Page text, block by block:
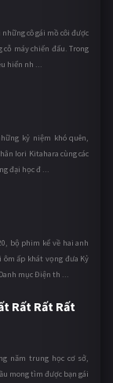
cô gái mồ côi được
máy chiến đấu. Trong
hiển nh ...
kỷ niệm khó quên,
Iori Kitahara cùng các
đại học đ ...
bộ phim kể về hai anh
ôm ấp khát vọng đưa Kỷ
mục Điện th ...
Rất Rất Rất
năm trung học cơ sở,
mong tìm được bạn gái